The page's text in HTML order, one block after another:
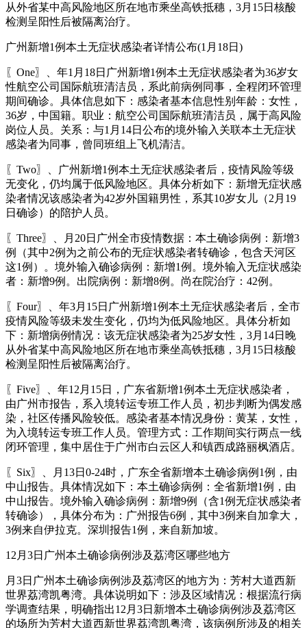
从外省某中高风险地区所在地市乘坐高铁抵穗，3月15日核酸
检测呈阳性后被隔离治疗。
广州新增1例本土无症状感染者详情公布(1月18日)
〖One〗、年1月18日广州新增1例本土无症状感染者为36岁女
性航空公司国际航班清洁员，系此前病例同事，全程闭环管理
期间确诊。具体信息如下：感染者基本信息性别年龄：女性，
36岁，中国籍。职业：航空公司国际航班清洁员，属于高风险
岗位人员。关系：与1月14日公布的境外输入关联本土无症状
感染者为同事，曾同班组上飞机清洁。
〖Two〗、广州新增1例本土无症状感染者后，疫情风险等级
无变化，仍均属于低风险地区。具体分析如下：新增无症状感
染者情况该感染者为42岁外国籍男性，系其10岁女儿（2月19
日确诊）的陪护人员。
〖Three〗、月20日广州全市疫情数据：本土确诊病例：新增3
例（其中2例为之前公布的无症状感染者转确诊，包含天河区
这1例）。境外输入确诊病例：新增1例。境外输入无症状感染
者：新增9例。出院病例：新增8例。尚在院治疗：42例。
〖Four〗、年3月15日广州新增1例本土无症状感染者后，全市
疫情风险等级未发生变化，仍均为低风险地区。具体分析如
下：新增病例情况：该无症状感染者为25岁女性，3月14日晚
从外省某中高风险地区所在地市乘坐高铁抵穗，3月15日核酸
检测呈阳性后被隔离治疗。
〖Five〗、年12月15日，广东省新增1例本土无症状感染者，
由广州市报告，系入境转运专班工作人员，初步判断为偶发感
染，社区传播风险较低。感染者基本情况身份：黄某，女性，
为入境转运专班工作人员。管理方式：工作期间实行两点一线
闭环管理，集中居住于广州市白云区人和镇西成路丽枫酒店。
〖Six〗、月13日0-24时，广东全省新增本土确诊病例1例，由
中山报告。具体情况如下：本土确诊病例：全省新增1例，由
中山报告。境外输入确诊病例：新增9例（含1例无症状感染者
转确诊），具体分布为：广州报告6例，其中3例来自加拿大，
3例来自伊拉克。深圳报告1例，来自新加坡。
12月3日广州本土确诊病例涉及荔湾区哪些地方
月3日广州本土确诊病例涉及荔湾区的地方为：芳村大道西新
世界荔湾凯粤湾。具体说明如下：涉及区域情况：根据流行病
学调查结果，明确指出12月3日新增本土确诊病例涉及荔湾区
的场所为芳村大道西新世界荔湾凯粤湾，该病例所涉及的相关